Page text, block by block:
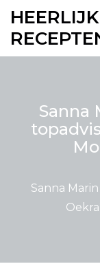
Sanna
Sanna